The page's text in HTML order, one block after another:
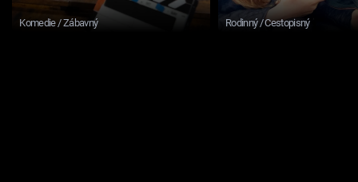
Komedie / Zábavný Rodinný / Cestopisný